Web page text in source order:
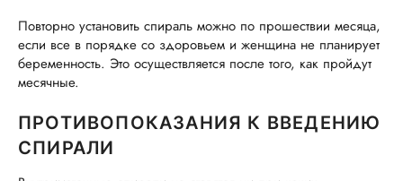
Повторно установить спираль можно по прошествии месяца,
если все в порядке со здоровьем и женщина не планирует
беременность. Это осуществляется после того, как пройдут
месячные.
ПРОТИВОПОКАЗАНИЯ К ВВЕДЕНИЮ
СПИРАЛИ